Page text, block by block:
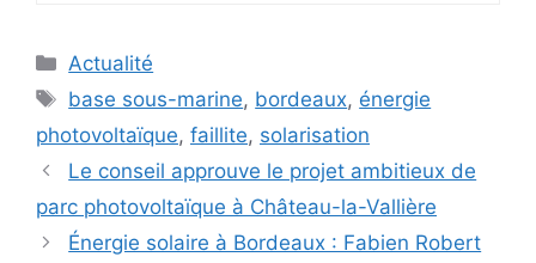
Catégories
Actualité
Étiquettes
base sous-marine, bordeaux, énergie
photovoltaïque, faillite, solarisation
Le conseil approuve le projet ambitieux de
parc photovoltaïque à Château-la-Vallière
Énergie solaire à Bordeaux : Fabien Robert